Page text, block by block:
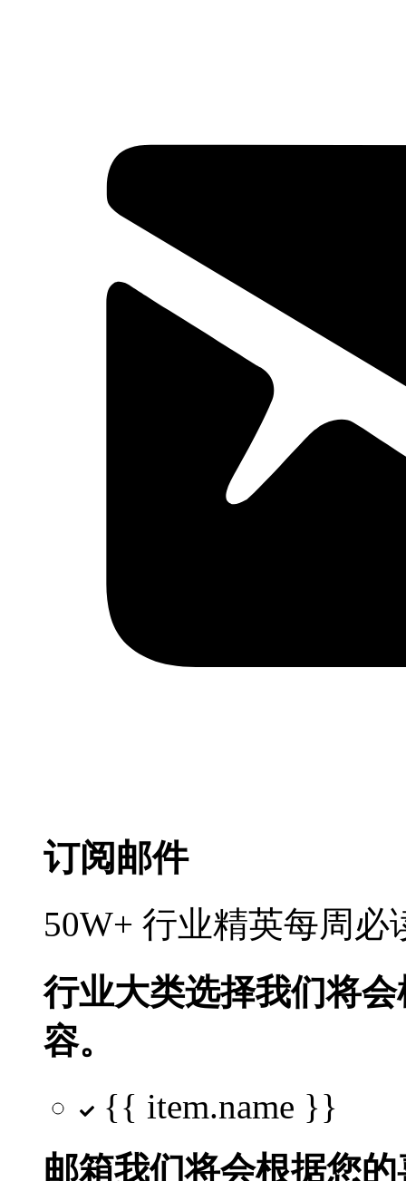
订阅邮件
50W+ 行业精英每周
行业大类选择我们将
容。
{{ item.name }}
邮箱我们将会根据您